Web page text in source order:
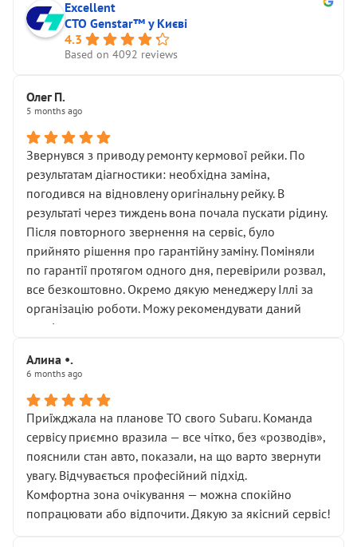
Excellent
СТО Genstar™ у Києві
4.3
Based on 4092 reviews
Олег П.
5 months ago
Звернувся з приводу ремонту кермової рейки. По
результатам діагностики: необхідна заміна,
погодився на відновлену оригінальну рейку. В
результаті через тиждень вона почала пускати рідину.
Після повторного звернення на сервіс, було
прийнято рішення про гарантійну заміну. Поміняли
по гарантії протягом одного дня, перевірили розвал,
все безкоштовно. Окремо дякую менеджеру Іллі за
організацію роботи. Можу рекомендувати даний
сервіс.
Алина •.
6 months ago
Приїжджала на планове ТО свого Subaru. Команда
сервісу приємно вразила — все чітко, без «розводів»,
пояснили стан авто, показали, на що варто звернути
увагу. Відчувається професійний підхід.
Комфортна зона очікування — можна спокійно
попрацювати або відпочити. Дякую за якісний сервіс!